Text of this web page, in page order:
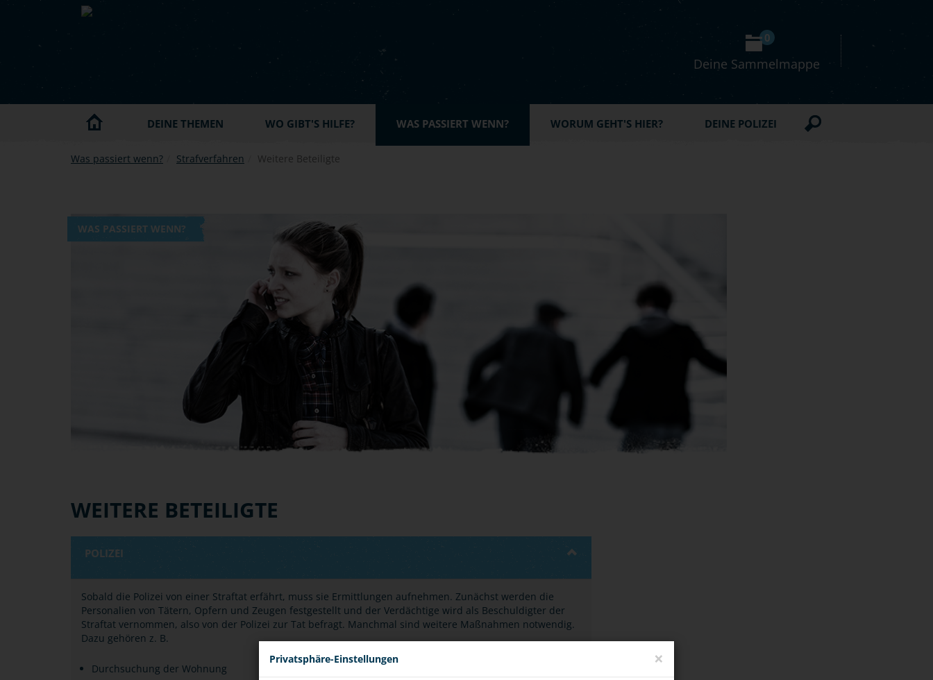
Skip to main content
Deine Sammelmappe
0
DEINE THEMEN WO GIBT'S HILFE? WAS PASSIERT WENN? WORUM GEHT'S HIER? DEINE POLIZEI
Was passiert wenn? Strafverfahren Weitere Beteiligte
WAS PASSIERT WENN?
WEITERE BETEILIGTE
POLIZEI
Sobald die Polizei von einer Straftat erfährt, muss sie Ermittlungen aufnehmen. Zunächst werden die
Personalien von Tätern, Opfern und Zeugen festgestellt und der Verdächtige wird als Beschuldigter der
Straftat vernommen, also von der Polizei zur Tat befragt. Manchmal sind weitere Maßnahmen notwendig.
Dazu gehören z. B.
Durchsuchung der Wohnung
Privatsphäre-Einstellungen ×